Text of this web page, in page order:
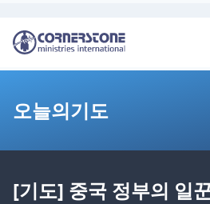
오늘의기도
[기도] 중국 정부의 일